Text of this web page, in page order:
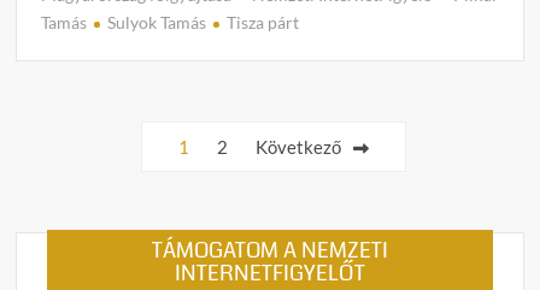
Tamás
Sulyok Tamás Tisza párt
Bejegyzések
1 2 Következő
TÁMOGATOM A NEMZETI
INTERNETFIGYELŐT